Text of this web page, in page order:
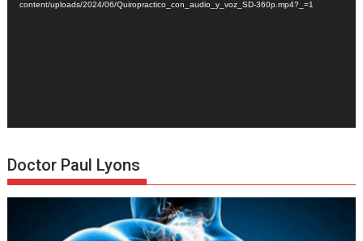
content/uploads/2024/06/Quiropractico_con_audio_y_voz_SD-360p.mp4?_=1
Doctor Paul Lyons